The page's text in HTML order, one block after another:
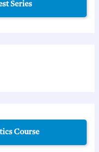
Series
Course